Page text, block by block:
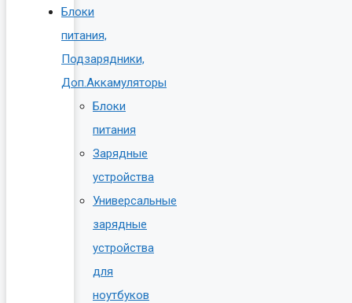
Блоки
питания,
Подзарядники,
Доп.Аккамуляторы
Блоки
питания
Зарядные
устройства
Универсальные
зарядные
устройства
для
ноутбуков